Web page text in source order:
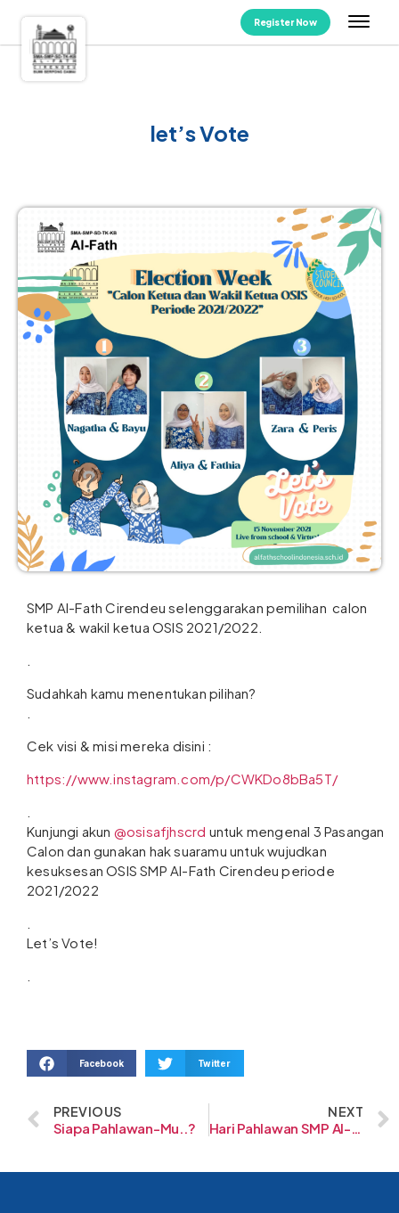
Register Now
let’s Vote
SMP Al-Fath Cirendeu selenggarakan pemilihan calon
ketua & wakil ketua OSIS 2021/2022.
Sudahkah kamu menentukan pilihan?
Cek visi & misi mereka disini :
https://www.instagram.com/p/CWKDo8bBa5T/
Kunjungi akun @osisafjhscrd untuk mengenal 3 Pasangan
Calon dan gunakan hak suaramu untuk wujudkan
kesuksesan OSIS SMP Al-Fath Cirendeu periode
2021/2022
Let’s Vote!
Facebook Twitter
PREVIOUS
Siapa Pahlawan-Mu..?
NEXT
Hari Pahlawan SMP Al-Fath BSD